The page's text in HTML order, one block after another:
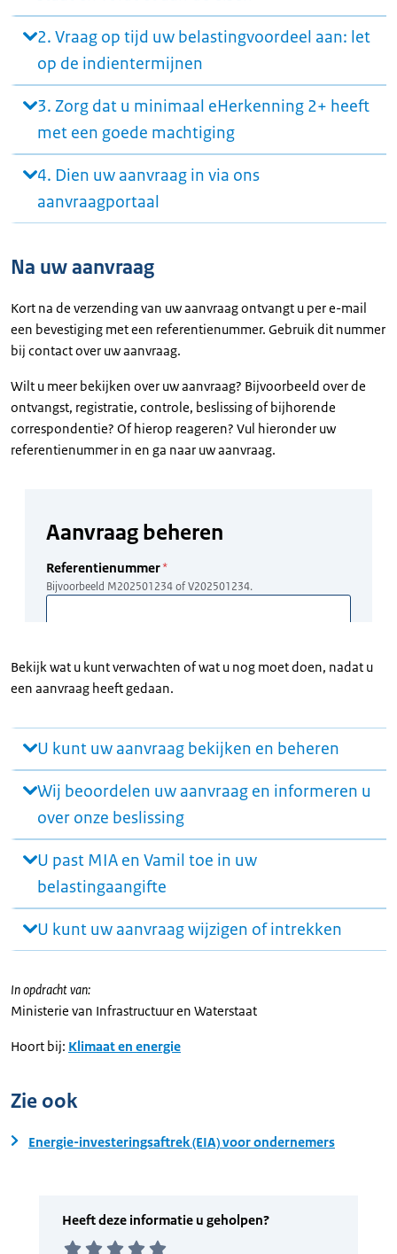
2. Vraag op tijd uw belastingvoordeel aan: let
op de indientermijnen
3. Zorg dat u minimaal eHerkenning 2+ heeft
met een goede machtiging
4. Dien uw aanvraag in via ons
aanvraagportaal
Na uw aanvraag
Kort na de verzending van uw aanvraag ontvangt u per e-mail
een bevestiging met een referentienummer. Gebruik dit nummer
bij contact over uw aanvraag.
Wilt u meer bekijken over uw aanvraag? Bijvoorbeeld over de
ontvangst, registratie, controle, beslissing of bijhorende
correspondentie? Of hierop reageren? Vul hieronder uw
referentienummer in en ga naar uw aanvraag.
Bekijk wat u kunt verwachten of wat u nog moet doen, nadat u
een aanvraag heeft gedaan.
U kunt uw aanvraag bekijken en beheren
Wij beoordelen uw aanvraag en informeren u
over onze beslissing
U past MIA en Vamil toe in uw
belastingaangifte
U kunt uw aanvraag wijzigen of intrekken
In opdracht van:
Ministerie van Infrastructuur en Waterstaat
Hoort bij: Klimaat en energie
Zie ook
Energie-investeringsaftrek (EIA) voor ondernemers